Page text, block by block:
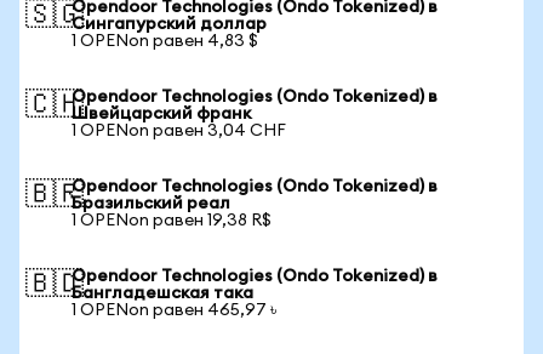
🇸🇬Opendoor Technologies (Ondo Tokenized) в
Сингапурский доллар
1 OPENon равен 4,83 $
🇨🇭Opendoor Technologies (Ondo Tokenized) в
Швейцарский франк
1 OPENon равен 3,04 CHF
🇧🇷Opendoor Technologies (Ondo Tokenized) в
Бразильский реал
1 OPENon равен 19,38 R$
🇧🇩Opendoor Technologies (Ondo Tokenized) в
Бангладешская така
1 OPENon равен 465,97 ৳